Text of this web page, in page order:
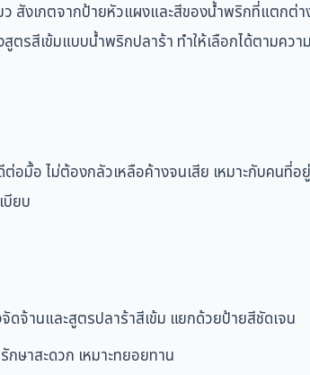
สังเกตจากป้ายหัวแผงและสีของน้ำพริกที่แตกต่
รสีเข้มแบบน้ำพริกปลาร้า ทำให้เลือกได้ตามคว
อมื้อ ไม่ต้องกลัวเหลือค้างจนเสีย เหมาะกับคนที่
บียบ
จ้านและสูตรปลาร้าสีเข้ม แยกด้วยป้ายสีชัดเจน
กษาสะดวก เหมาะทยอยทาน